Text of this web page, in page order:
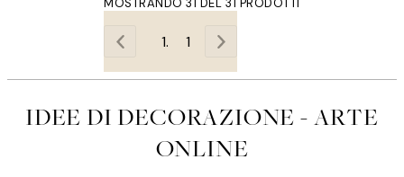
MOSTRANDO 31 DEL 31 PRODOTTI
1
IDEE DI DECORAZIONE - ARTE
ONLINE